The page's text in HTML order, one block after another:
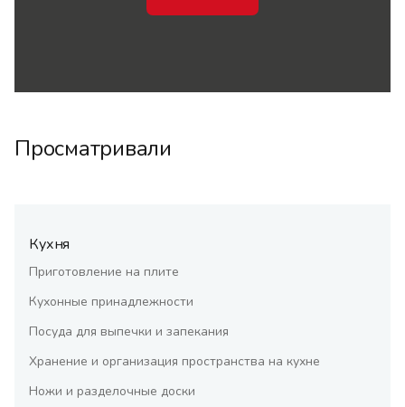
Просматривали
Кухня
Приготовление на плите
Кухонные принадлежности
Посуда для выпечки и запекания
Хранение и организация пространства на кухне
Ножи и разделочные доски